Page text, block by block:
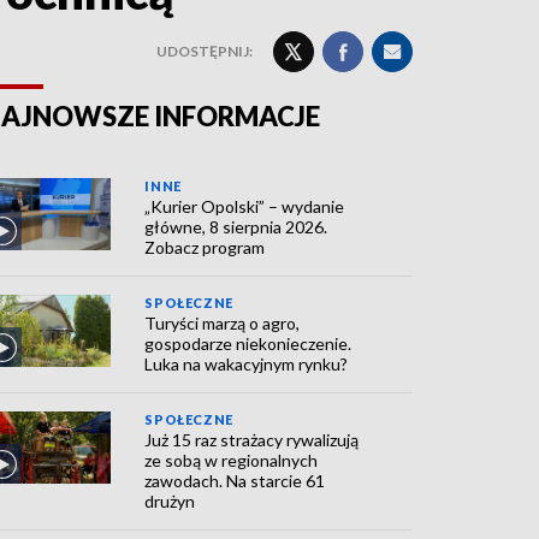
UDOSTĘPNIJ:
INFORMACJE
INNE
„Kurier Opolski” – wydanie
główne, 8 sierpnia 2026.
Zobacz program
SPOŁECZNE
Turyści marzą o agro,
gospodarze niekonieczenie.
Luka na wakacyjnym rynku?
SPOŁECZNE
Już 15 raz strażacy rywalizują
ze sobą w regionalnych
zawodach. Na starcie 61
drużyn